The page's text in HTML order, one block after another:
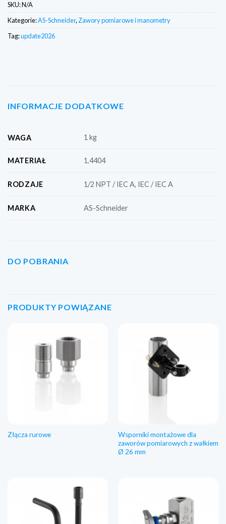
SKU:N/A
Kategorie:AS-Schneider,Zawory pomiarowe i manometry
Tag:update2026
INFORMACJE DODATKOWE
WAGA 1 kg
MATERIAŁ 1.4404
RODZAJE 1/2 NPT / IEC A, IEC / IEC A
MARKA AS-Schneider
DO POBRANIA
PRODUKTY POWIĄZANE
Złącza rurowe
Wsporniki montażowe dla
zaworów pomiarowych z wałkiem
Ø 26 mm